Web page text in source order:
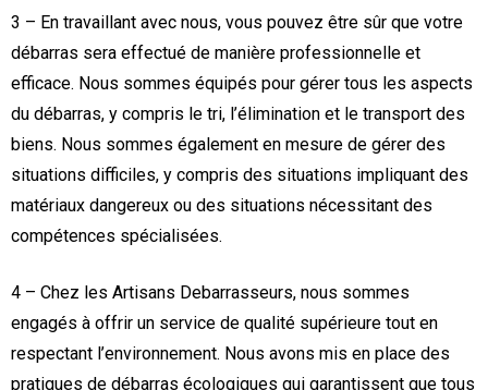
3 – En travaillant avec nous, vous pouvez être sûr que votre
débarras sera effectué de manière professionnelle et
efficace. Nous sommes équipés pour gérer tous les aspects
du débarras, y compris le tri, l’élimination et le transport des
biens. Nous sommes également en mesure de gérer des
situations difficiles, y compris des situations impliquant des
matériaux dangereux ou des situations nécessitant des
compétences spécialisées.
4 – Chez les Artisans Debarrasseurs, nous sommes
engagés à offrir un service de qualité supérieure tout en
respectant l’environnement. Nous avons mis en place des
pratiques de débarras écologiques qui garantissent que tous